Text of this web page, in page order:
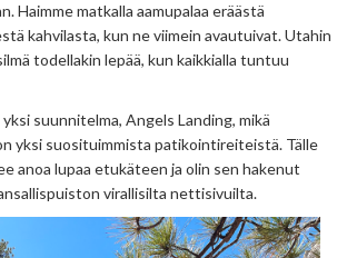
Haimme matkalla aamupalaa eräästä
kahvilasta, kun ne viimein avautuivat. Utahin
todellakin lepää, kun kaikkialla tuntuu
suunnitelma, Angels Landing, mikä
yksi suosituimmista patikointireiteistä. Tälle
anoa lupaa etukäteen ja olin sen hakenut
virallisilta nettisivuilta.